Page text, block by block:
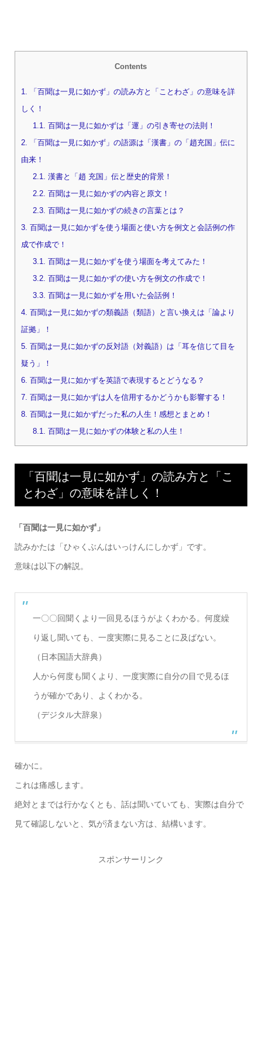
Contents
1. 「百聞は一見に如かず」の読み方と「ことわざ」の意味を詳
しく！
1.1. 百聞は一見に如かずは「運」の引き寄せの法則！
2. 「百聞は一見に如かず」の語源は「漢書」の「趙充国」伝に
由来！
2.1. 漢書と「趙 充国」伝と歴史的背景！
2.2. 百聞は一見に如かずの内容と原文！
2.3. 百聞は一見に如かずの続きの言葉とは？
3. 百聞は一見に如かずを使う場面と使い方を例文と会話例の作
成で作成で！
3.1. 百聞は一見に如かずを使う場面を考えてみた！
3.2. 百聞は一見に如かずの使い方を例文の作成で！
3.3. 百聞は一見に如かずを用いた会話例！
4. 百聞は一見に如かずの類義語（類語）と言い換えは「論より
証拠」！
5. 百聞は一見に如かずの反対語（対義語）は「耳を信じて目を
疑う」！
6. 百聞は一見に如かずを英語で表現するとどうなる？
7. 百聞は一見に如かずは人を信用するかどうかも影響する！
8. 百聞は一見に如かずだった私の人生！感想とまとめ！
8.1. 百聞は一見に如かずの体験と私の人生！
「百聞は一見に如かず」の読み方と「こ
とわざ」の意味を詳しく！
「百聞は一見に如かず」
読みかたは「ひゃくぶんはいっけんにしかず」です。
意味は以下の解説。
一〇〇回聞くより一回見るほうがよくわかる。何度繰
り返し聞いても、一度実際に見ることに及ばない。
（日本国語大辞典）
人から何度も聞くより、一度実際に自分の目で見るほ
うが確かであり、よくわかる。
（デジタル大辞泉）
確かに。
これは痛感します。
絶対とまでは行かなくとも、話は聞いていても、実際は自分で
見て確認しないと、気が済まない方は、結構います。
スポンサーリンク